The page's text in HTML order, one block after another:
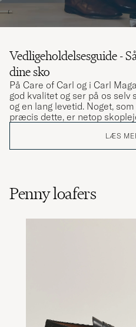
Vedligeholdelsesguide -
dine sko
På Care of Carl og i Carl
god kvalitet og ser på os
og en lang levetid. Noget,
præcis dette, er netop
LÆS
Penny loafers